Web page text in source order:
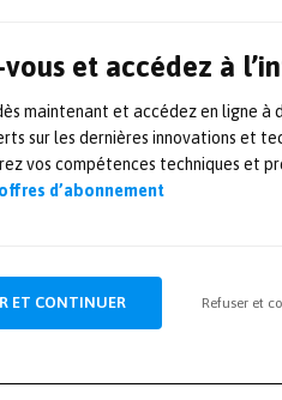
et accédez à
maintenant et accédez en ligne
sur les dernières innovations et
vos compétences techniques et
d’abonnement
ET CONTINUER Refuser et
à nouveau lieu en
aborderont des
bonnes pratiques de
et leur mise en
espace sera dédié aux
monde de la mesure